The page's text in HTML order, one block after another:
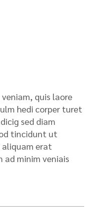
quis laore
hedi corper turet
sed diam
tincidunt ut
erat
ad minim veniais